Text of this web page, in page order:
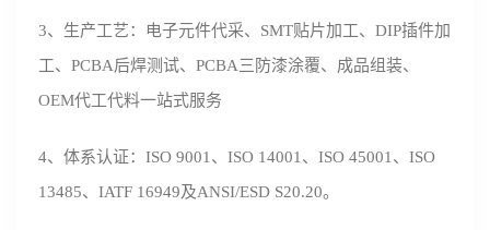
3、生产工艺：电子元件代采、SMT贴片加工、DIP插件加
工、PCBA后焊测试、PCBA三防漆涂覆、成品组装、
OEM代工代料一站式服务
4、体系认证：ISO 9001、ISO 14001、ISO 45001、ISO
13485、IATF 16949及ANSI/ESD S20.20。